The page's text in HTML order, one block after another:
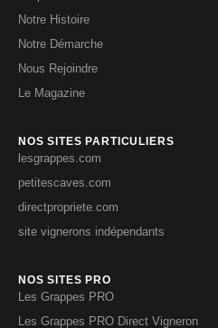
Notre Histoire
Notre Démarche
Nous Rejoindre
Le Magazine
NOS SITES PARTICULIERS
lesgrappes.com
petitescaves.com
directpropriete.com
site vignerons indépendants
NOS SITES PRO
Les Grappes PRO
Les Grappes PRO Direct Vigneron